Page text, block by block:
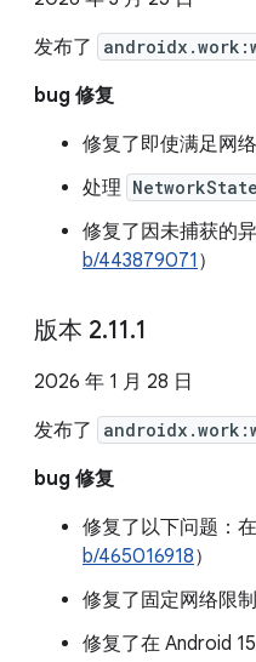
发布了
bug 修复
修复了即使满足网
处理
修复了因未捕获的
b/443879071 ）
版本 2.11.1
2026 年 1 月 28 日
发布了
bug 修复
修复了以下问题：
b/465016918）
修复了固定网络限
修复了在 Android